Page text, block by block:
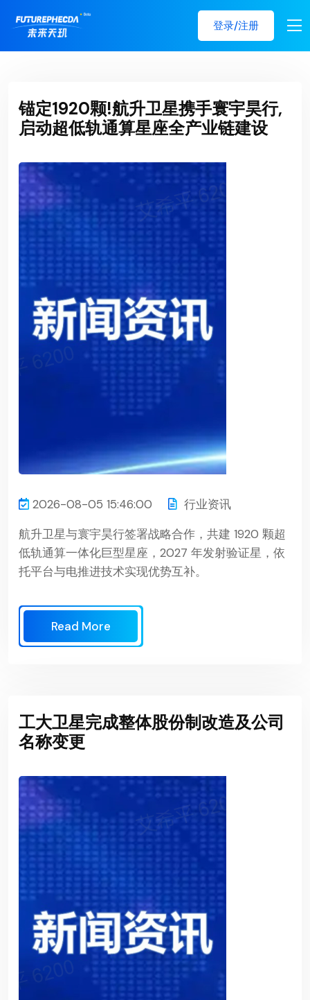
登录/注册
锚定1920颗!航升卫星携手寰宇昊行,
启动超低轨通算星座全产业链建设
2026-08-05 15:46:00
行业资讯
航升卫星与寰宇昊行签署战略合作，共建 1920 颗超
低轨通算一体化巨型星座，2027 年发射验证星，依
托平台与电推进技术实现优势互补。
Read More
工大卫星完成整体股份制改造及公司
名称变更